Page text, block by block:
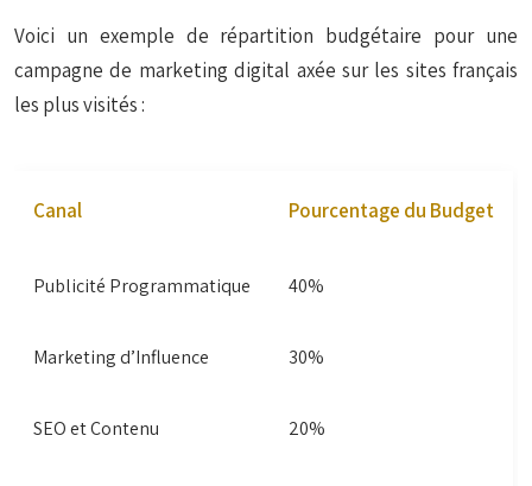
Voici un exemple de répartition budgétaire pour une
campagne de marketing digital axée sur les sites français
les plus visités :
Canal Pourcentage du Budget
Publicité Programmatique 40%
Marketing d’Influence 30%
SEO et Contenu 20%